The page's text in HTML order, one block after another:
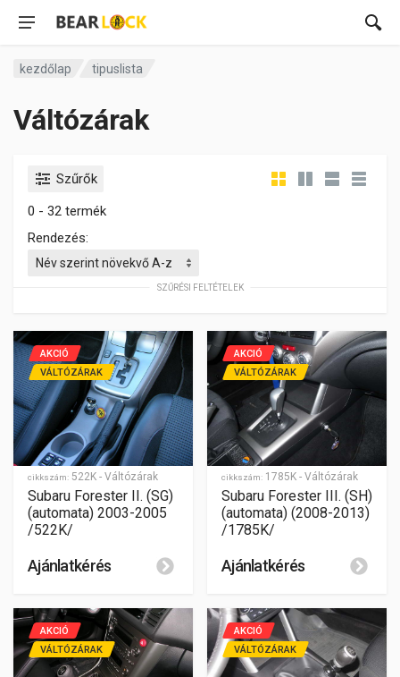
kezdőlap tipuslista
Váltózárak
Szűrők
0 - 32 termék
Rendezés:
SZŰRÉSI FELTÉTELEK
cikkszám: 522K - Váltózárak
AKCIÓ
VÁLTÓZÁRAK
Subaru Forester II. (SG)
(automata) 2003-2005
/522K/
Ajánlatkérés
cikkszám: 1785K - Váltózárak
AKCIÓ
VÁLTÓZÁRAK
Subaru Forester III. (SH)
(automata) (2008-2013)
/1785K/
Ajánlatkérés
AKCIÓ
VÁLTÓZÁRAK
AKCIÓ
VÁLTÓZÁRAK